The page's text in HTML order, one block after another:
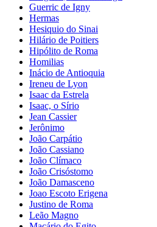
Guerric de Igny
Hermas
Hesiquio do Sinai
Hilário de Poitiers
Hipólito de Roma
Homilias
Inácio de Antioquia
Ireneu de Lyon
Isaac da Estrela
Isaac, o Sírio
Jean Cassier
Jerônimo
João Carpátio
João Cassiano
João Clímaco
João Crisóstomo
João Damasceno
Joao Escoto Erigena
Justino de Roma
Leão Magno